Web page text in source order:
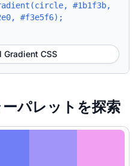
#1b1f3b,
#f3e5f6);
Gradient CSS
パレットを探索